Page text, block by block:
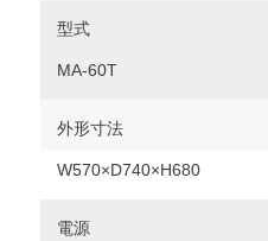
型式
MA-60T
外形寸法
W570×D740×H680
電源